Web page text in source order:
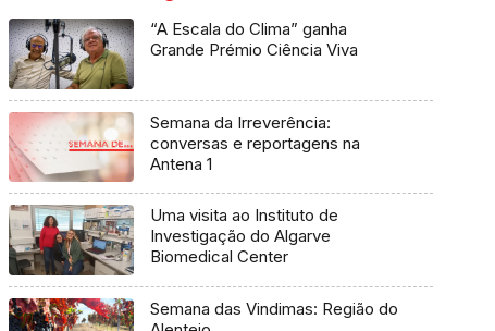
“A Escala do Clima” ganha
Grande Prémio Ciência Viva
Semana da Irreverência:
conversas e reportagens na
Antena 1
Uma visita ao Instituto de
Investigação do Algarve
Biomedical Center
Semana das Vindimas: Região do